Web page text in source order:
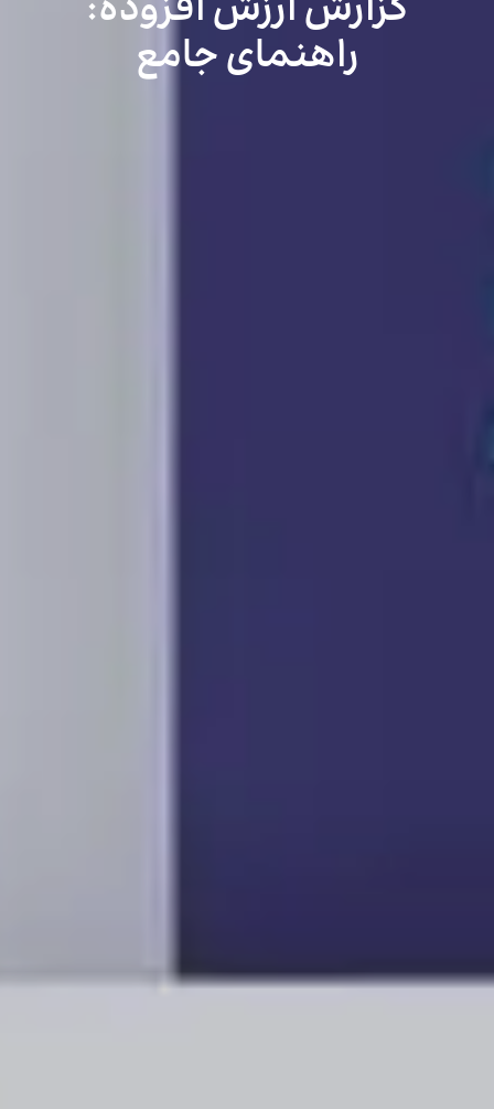
راهنمای جامع